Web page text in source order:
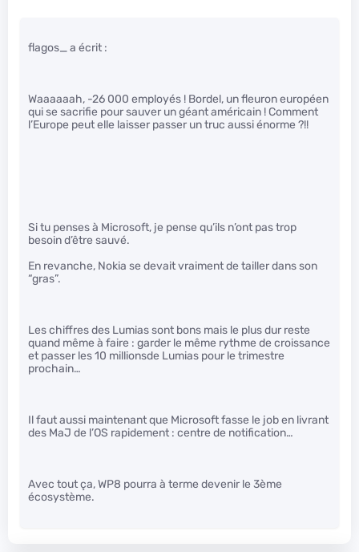
flagos_ a écrit :
Waaaaaah, -26 000 employés ! Bordel, un fleuron européen
qui se sacrifie pour sauver un géant américain ! Comment
l’Europe peut elle laisser passer un truc aussi énorme ?!!
Si tu penses à Microsoft, je pense qu’ils n’ont pas trop
besoin d’être sauvé.
En revanche, Nokia se devait vraiment de tailler dans son
“gras”.
Les chiffres des Lumias sont bons mais le plus dur reste
quand même à faire : garder le même rythme de croissance
et passer les 10 millionsde Lumias pour le trimestre
prochain…
Il faut aussi maintenant que Microsoft fasse le job en livrant
des MaJ de l’OS rapidement : centre de notification…
Avec tout ça, WP8 pourra à terme devenir le 3ème
écosystème.